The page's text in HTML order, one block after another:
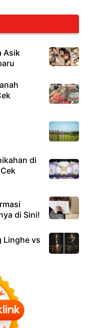
Asik
di
di Sini!
Linghe vs